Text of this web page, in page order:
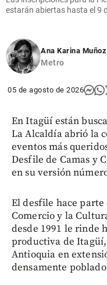
estarán abiertas hasta el 9
Ana Karina
Metro
05 de agosto de 2026
En Itagüí están
La Alcaldía abrió la
eventos más
Desfile de Camas y
en su versión
El desfile hace
Comercio y la
desde 1991 le rinde
productiva de
Antioquia en
densamente